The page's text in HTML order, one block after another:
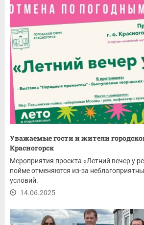
Уважаемые гости и жители
Красногорск
Мероприятия проекта «Летний вечер у
пойме отменяются из-за
условий.
14.06.2025